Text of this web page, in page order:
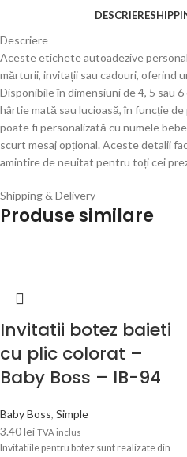
DESCRIERE
Descriere
Aceste etichete autoadezive
mărturii, invitații sau cadouri, oferind
Disponibile în dimensiuni de 4, 5 sau
hârtie mată sau lucioasă, în funcție
poate fi personalizată cu numele
scurt mesaj opțional. Aceste detalii
amintire de neuitat pentru toți cei
Shipping & Delivery
Produse similare
Invitatii botez baieti
cu plic colorat –
Baby Boss – IB-94
Baby Boss, Simple
3.40lei TVA inclus
Invitatiile pentru botez sunt realizate din